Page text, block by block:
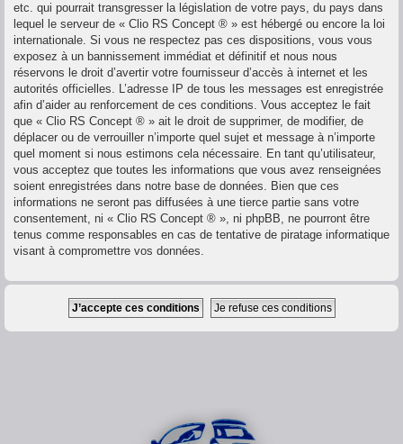
etc. qui pourrait transgresser la législation de votre pays, du pays dans
lequel le serveur de « Clio RS Concept ® » est hébergé ou encore la loi
internationale. Si vous ne respectez pas ces dispositions, vous vous
exposez à un bannissement immédiat et définitif et nous nous
réservons le droit d’avertir votre fournisseur d’accès à internet et les
autorités officielles. L’adresse IP de tous les messages est enregistrée
afin d’aider au renforcement de ces conditions. Vous acceptez le fait
que « Clio RS Concept ® » ait le droit de supprimer, de modifier, de
déplacer ou de verrouiller n’importe quel sujet et message à n’importe
quel moment si nous estimons cela nécessaire. En tant qu’utilisateur,
vous acceptez que toutes les informations que vous avez renseignées
soient enregistrées dans notre base de données. Bien que ces
informations ne seront pas diffusées à une tierce partie sans votre
consentement, ni « Clio RS Concept ® », ni phpBB, ne pourront être
tenus comme responsables en cas de tentative de piratage informatique
visant à compromettre vos données.